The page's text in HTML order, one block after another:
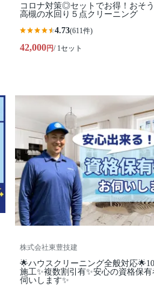
コロナ対策◎セットでお得！おそ
高槻の水回り５点クリーニング
4.73(611件)
42,000円/ 1セット
株式会社東豊技建
🌟ハウスクリーニング全般対応
施工✨複数割引有✨安心の資格保有
伺いします✨